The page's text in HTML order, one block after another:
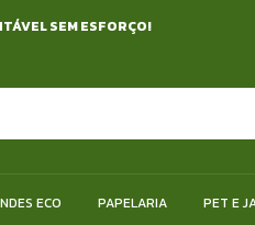
SEM ESFORÇO!
ECO PAPELARIA PET E